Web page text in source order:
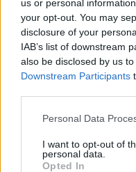
us or personal
your opt-out. You may
disclosure of your
IAB’s list of downstream
also be disclosed by us
Downstream Participants
Personal Data
I want to opt-out of
personal data.
Opted In
κεράσματα και μεγάλες
προσφορές από τις 6.30
απόγευμα – Ο Γιάννης
παρουσίασε στον «Ν»
αναλυτικό πρόγραμμα
Νέα κρούσματα
πυρετού σε Κάπη και
Αρνητικά τα
άλλες 28 μονάδες